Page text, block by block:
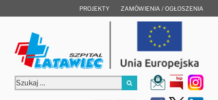
do
PROJEKTY ZAMÓWIENIA / OGŁOSZENIA
Szukaj:
Szukaj